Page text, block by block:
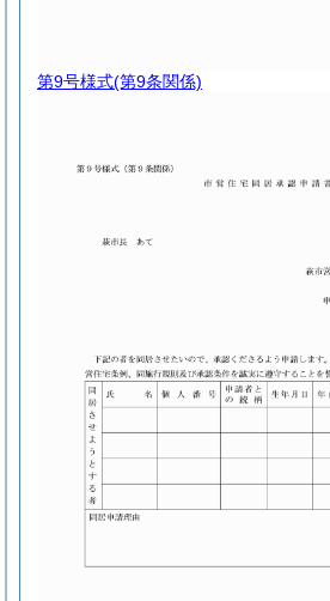
第9号様式(第9条関係)